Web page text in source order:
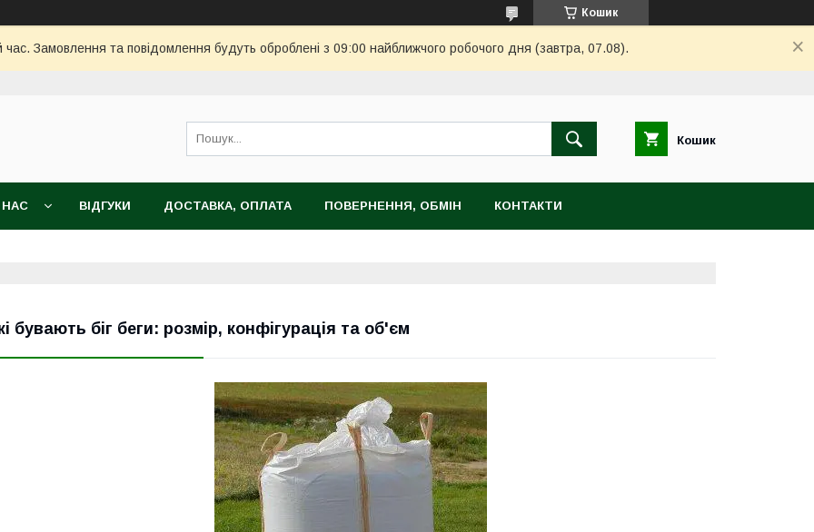
Кошик
час. Замовлення та повідомлення будуть оброблені з 09:00 найближчого робочого дня (завтра, 07.08).
Кошик
ВІДГУКИ ДОСТАВКА, ОПЛАТА ПОВЕРНЕННЯ, ОБМІН КОНТАКТИ
бувають біг беги: розмір, конфігурація та об'єм